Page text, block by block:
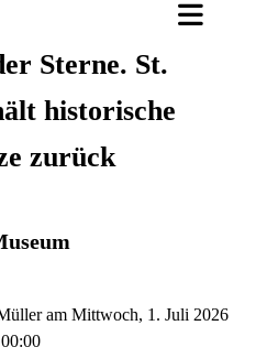
Sterne. St.
historische
zurück
am Mittwoch, 1. Juli 2026
00:00